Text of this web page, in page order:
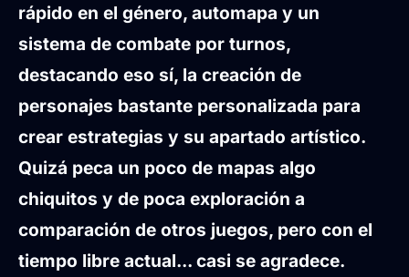
rápido en el género, automapa y un
sistema de combate por turnos,
destacando eso sí, la creación de
personajes bastante personalizada para
crear estrategias y su apartado artístico.
Quizá peca un poco de mapas algo
chiquitos y de poca exploración a
comparación de otros juegos, pero con el
tiempo libre actual... casi se agradece.